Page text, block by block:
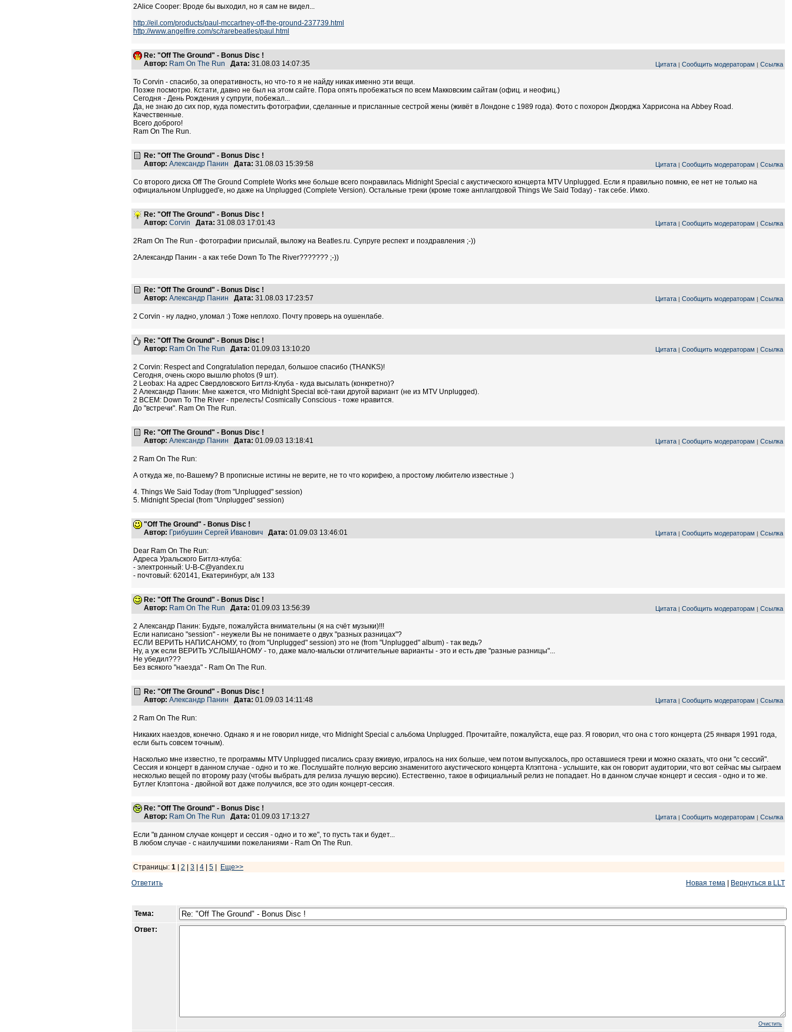
2Alice Cooper: Вроде бы выходил, но я сам не видел...
http://eil.com/products/paul-mccartney-off-the-ground-237739.html
http://www.angelfire.com/sc/rarebeatles/paul.html
Re: "Off The Ground" - Bonus Disc !
Автор: Ram On The Run Дата: 31.08.03 14:07:35 Цитата | Сообщить модераторам | Ссылка
To Corvin - спасибо, за оперативность, но что-то я не найду никак именно эти вещи.
Позже посмотрю. Кстати, давно не был на этом сайте. Пора опять пробежаться по всем Макковским сайтам (офиц. и неофиц.)
Сегодня - День Рождения у супруги, побежал...
Да, не знаю до сих пор, куда поместить фотографии, сделанные и присланные сестрой жены (живёт в Лондоне с 1989 года). Фото с похорон Джорджа Харрисона на Abbey Road.
Качественные.
Всего доброго!
Ram On The Run.
Re: "Off The Ground" - Bonus Disc !
Автор: Александр Панин Дата: 31.08.03 15:39:58 Цитата | Сообщить модераторам | Ссылка
Со второго диска Off The Ground Complete Works мне больше всего понравилась Midnight Special с акустического концерта MTV Unplugged. Если я правильно помню, ее нет не только на
официальном Unplugged'e, но даже на Unplugged (Complete Version). Остальные треки (кроме тоже анплаггдовой Things We Said Today) - так себе. Имхо.
Re: "Off The Ground" - Bonus Disc !
Автор: Corvin Дата: 31.08.03 17:01:43 Цитата | Сообщить модераторам | Ссылка
2Ram On The Run - фотографии присылай, выложу на Beatles.ru. Супруге респект и поздравления ;-))
2Александр Панин - а как тебе Down To The River??????? ;-))
Re: "Off The Ground" - Bonus Disc !
Автор: Александр Панин Дата: 31.08.03 17:23:57 Цитата | Сообщить модераторам | Ссылка
2 Corvin - ну ладно, уломал :) Тоже неплохо. Почту проверь на оушенлабе.
Re: "Off The Ground" - Bonus Disc !
Автор: Ram On The Run Дата: 01.09.03 13:10:20 Цитата | Сообщить модераторам | Ссылка
2 Corvin: Respect and Congratulation передал, большое спасибо (THANKS)!
Сегодня, очень скоро вышлю photos (9 шт).
2 Leobax: На адрес Свердловского Битлз-Клуба - куда высылать (конкретно)?
2 Александр Панин: Мне кажется, что Midnight Special всё-таки другой вариант (не из MTV Unplugged).
2 ВСЕМ: Down To The River - прелесть! Cosmically Conscious - тоже нравится.
До "встречи". Ram On The Run.
Re: "Off The Ground" - Bonus Disc !
Автор: Александр Панин Дата: 01.09.03 13:18:41 Цитата | Сообщить модераторам | Ссылка
2 Ram On The Run:
А откуда же, по-Вашему? В прописные истины не верите, не то что корифею, а простому любителю известные :)
4. Things We Said Today (from "Unplugged" session)
5. Midnight Special (from "Unplugged" session)
"Off The Ground" - Bonus Disc !
Автор: Грибушин Сергей Иванович Дата: 01.09.03 13:46:01 Цитата | Сообщить модераторам | Ссылка
Dear Ram On The Run:
Адреса Уральского Битлз-клуба:
- электронный: U-B-C@yandex.ru
- почтовый: 620141, Екатеринбург, а/я 133
Re: "Off The Ground" - Bonus Disc !
Автор: Ram On The Run Дата: 01.09.03 13:56:39 Цитата | Сообщить модераторам | Ссылка
2 Александр Панин: Будьте, пожалуйста внимательны (я на счёт музыки)!!!
Если написано "session" - неужели Вы не понимаете о двух "разных разницах"?
ЕСЛИ ВЕРИТЬ НАПИСАНОМУ, то (from "Unplugged" session) это не (from "Unplugged" album) - так ведь?
Ну, а уж если ВЕРИТЬ УСЛЫШАНОМУ - то, даже мало-мальски отличительные варианты - это и есть две "разные разницы"...
Не убедил???
Без всякого "наезда" - Ram On The Run.
Re: "Off The Ground" - Bonus Disc !
Автор: Александр Панин Дата: 01.09.03 14:11:48 Цитата | Сообщить модераторам | Ссылка
2 Ram On The Run:
Никаких наездов, конечно. Однако я и не говорил нигде, что Midnight Special с альбома Unplugged. Прочитайте, пожалуйста, еще раз. Я говорил, что она с того концерта (25 января 1991 года,
если быть совсем точным).
Насколько мне известно, те программы MTV Unplugged писались сразу вживую, игралось на них больше, чем потом выпускалось, про оставшиеся треки и можно сказать, что они "с сессий".
Сессия и концерт в данном случае - одно и то же. Послушайте полную версию знаменитого акустического концерта Клэптона - услышите, как он говорит аудитории, что вот сейчас мы сыграем
несколько вещей по второму разу (чтобы выбрать для релиза лучшую версию). Естественно, такое в официальный релиз не попадает. Но в данном случае концерт и сессия - одно и то же.
Бутлег Клэптона - двойной вот даже получился, все это один концерт-сессия.
Re: "Off The Ground" - Bonus Disc !
Автор: Ram On The Run Дата: 01.09.03 17:13:27 Цитата | Сообщить модераторам | Ссылка
Если "в данном случае концерт и сессия - одно и то же", то пусть так и будет...
В любом случае - с наилучшими пожеланиями - Ram On The Run.
Страницы: 1 2 3 4 5
Еще>>
Ответить
Новая тема Вернуться в LLT
Тема:
Ответ:
Очистить